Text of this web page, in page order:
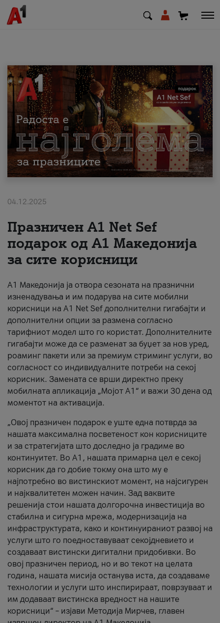
МК EN SQ
Приватни Деловни
Поддршка
Надополни кредит
За нас
#ПодобарОнлајн
04.12.2025
Празничен A1 Net Sеf
подарок од А1 Македонија
за сите корисници
А1 Македонија ја отвора сезоната на празнични
изненадувања и им подарува на сите мобилни
корисници на A1 Net Sef дополнителни гигабајти и
дополнителни опции за размена согласно
тарифниот модел што го користат. Дополнителните
гигабајти може да се разменат за буџет за нов уред,
роаминг пакети или за премиум стриминг услуги, во
согласност со индивидуалните потреби на секој
корисник. Замената се врши директно преку
мобилната апликација „Мојот А1“ и важи 30 дена од
моментот на активација.
„Овој празничен подарок е уште една потврда за
нашата максимална посветеност кон корисниците
и за стратегијата што доследно ја градиме во
континуитет. Во А1, нашата примарна цел е секој
корисник да го добие токму она што му е
најпотребно во вистинскиот момент, на најсигурен
и најквалитетен можен начин. Зад ваквите
решенија стои нашата долгорочна инвестиција во
стабилна и сигурна мрежа, модернизација на
инфраструктурата, како и континуираниот развој на
услуги што го поедноставуваат секојдневието и
создаваат вистински дигитални придобивки. Во
овој празничен период, но и во текот на целата
година, нашата мисија останува иста, да создаваме
технологии и услуги што инспирираат, поврзуваат и
им додаваат вистинска вредност на нашите
корисници“ – изјави Методија Мирчев, главен